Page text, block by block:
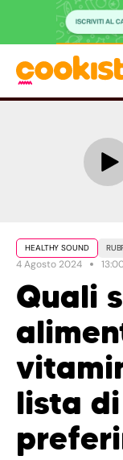
HEALTHY SOUND
4 Agosto 2024
Quali
lista